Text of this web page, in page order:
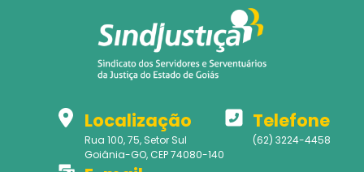
Localização
Rua 100, 75, Setor Sul
Goiânia-GO, CEP 74080-140
Telefone
(62) 3224-4458